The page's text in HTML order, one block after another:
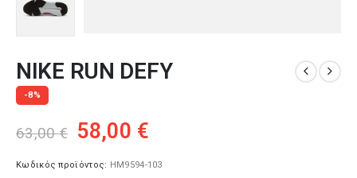
NIKE RUN DEFY
-8%
63,00€ Original
was:
58,00 €
τιμή
Κωδικός προϊόντος: HM9594-103